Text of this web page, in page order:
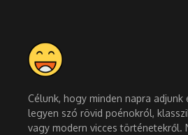
Célunk, hogy minden napra adjunk
legyen szó rövid poénokról,
vagy modern vicces történetekről.